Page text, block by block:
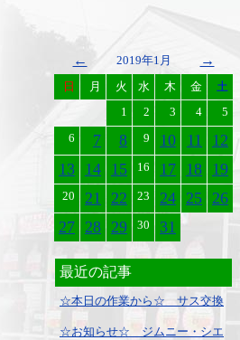
← 2019年1月 →
日 月 火 水 木 金
土
1
2 3 4
5
6
7 8 9 10 11
12
13 14 15 16 17 18 19
20 21 22 23 24 25 26
27 28 29 30 31
最近の記事
☆本日の作業から☆ サス交換
☆お知らせ☆ ジムニー・シエ